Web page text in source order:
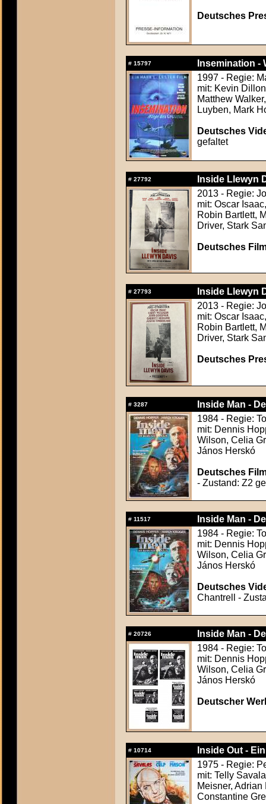
Deutsches
# 15797
Insemination -
1997 - Regie:
mit: Kevin
Matthew
Luyben, Mark
Deutsches
gefaltet
# 27792
Inside Llewyn
2013 - Regie:
mit: Oscar
Robin Bartlett,
Driver, Stark
Deutsches
# 27793
Inside Llewyn
2013 - Regie:
mit: Oscar
Robin Bartlett,
Driver, Stark
Deutsches
# 3287
Inside Man -
1984 - Regie:
mit: Dennis
Wilson, Celia
János Herskó
Deutsches
- Zustand: Z2
# 11517
Inside Man -
1984 - Regie:
mit: Dennis
Wilson, Celia
János Herskó
Deutsches
Chantrell -
# 20726
Inside Man -
1984 - Regie:
mit: Dennis
Wilson, Celia
János Herskó
Deutscher
# 10714
Inside Out -
1975 - Regie:
mit: Telly
Meisner,
Constantine